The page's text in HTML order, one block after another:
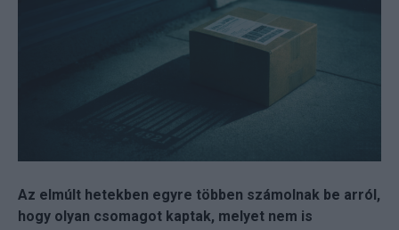
Az elmúlt hetekben egyre többen számolnak be arról,
hogy olyan csomagot kaptak, melyet nem is